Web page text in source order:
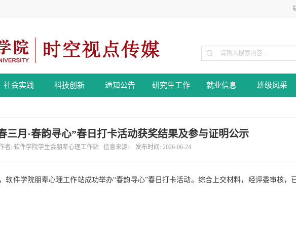
社会实践 科技创新 通知公告 研究生工作 就业信息 班级风采
三月·春韵寻心”春日打卡活动获奖结果及参与证明公示
者: 软件学院学生会朋辈心理工作站 信息来源: 发布时间: 2026-06-24
软件学院朋辈心理工作站成功举办“春韵寻心”春日打卡活动。综合上交材料，经评委审核，